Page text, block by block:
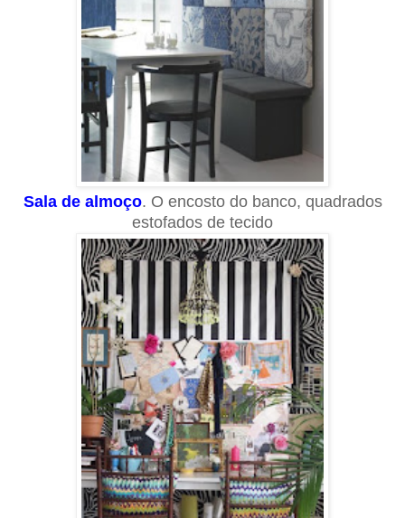
Sala de almoço. O encosto do banco, quadrados
estofados de tecido